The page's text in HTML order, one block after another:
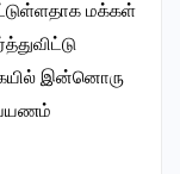
மக்கள்
இன்னொரு
பயணம்